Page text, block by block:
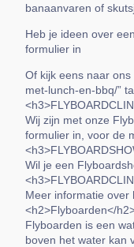
banaanvaren of
Heb je ideen over
formulier in
Of kijk eens naar
met-lunch-en-bbq/”
Wij zijn met onze
formulier in, voor de
Wil je een
Meer informatie over
<h2>Flyboarden</
Flyboarden is een
boven het water kan